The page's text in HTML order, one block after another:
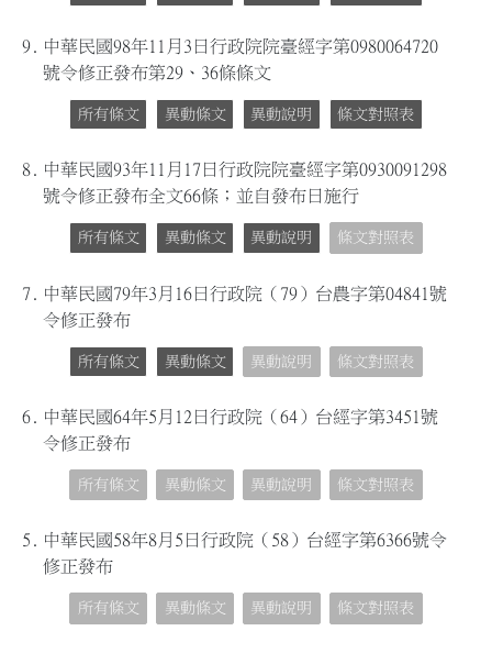
9.
中華民國98年11月3日行政院院臺經字第0980064720
號令修正發布第29、36條條文
所有條文 異動條文 異動說明 條文對照表
8.
中華民國93年11月17日行政院院臺經字第0930091298
號令修正發布全文66條；並自發布日施行
所有條文 異動條文 異動說明 條文對照表
7.
中華民國79年3月16日行政院（79）台農字第04841號
令修正發布
所有條文 異動條文 異動說明 條文對照表
6.
中華民國64年5月12日行政院（64）台經字第3451號
令修正發布
所有條文 異動條文 異動說明 條文對照表
5. 中華民國58年8月5日行政院（58）台經字第6366號令
修正發布
所有條文 異動條文 異動說明 條文對照表